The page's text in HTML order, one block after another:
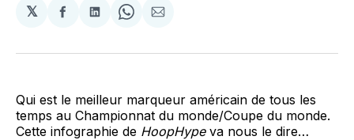
𝕏
Partager
Facebook
Partager
LinkedIn
Share
WhatsApp
Partager
Courriel
Qui est le meilleur marqueur américain de tous les
temps au Championnat du monde/Coupe du monde.
Cette infographie de HoopHypeva nous le dire…